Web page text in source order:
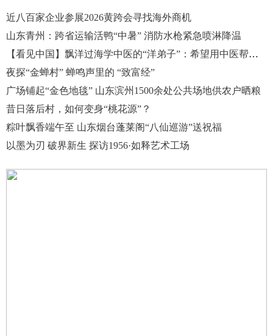
近八百家企业参展2026黄跨会寻找海外商机
山东青州：跨省运输活鸭“中暑” 消防水枪紧急喷淋降温
【看见中国】飘洋过海学中医的“洋弟子”：希望用中医帮助更多人
夜探“金蝉村” 蝉鸣声里的 “致富经”
广场铺起“金色地毯” 山东滨州1500余处公共场地供农户晒粮
昔日落后村，如何变身“桃花源”？
粽叶飘香端午至 山东烟台蓬莱阁“八仙巡游”送祝福
以墨为刃 破界新生 探访1956·如释艺术工场